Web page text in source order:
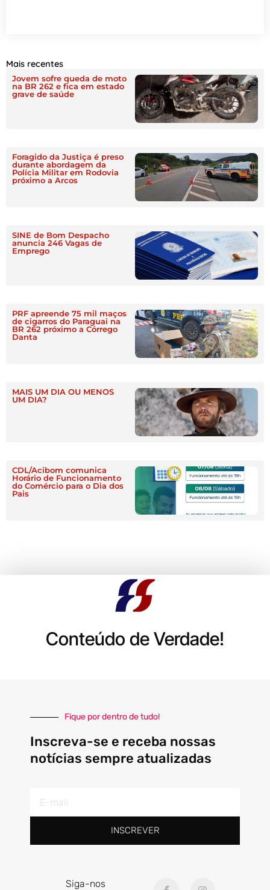
Mais recentes
Jovem sofre queda de moto
na BR 262 e fica em estado
grave de saúde
Foragido da Justiça é preso
durante abordagem da
Polícia Militar em Rodovia
próximo a Arcos
SINE de Bom Despacho
anuncia 246 Vagas de
Emprego
PRF apreende 75 mil maços
de cigarros do Paraguai na
BR 262 próximo a Córrego
Danta
MAIS UM DIA OU MENOS
UM DIA?
CDL/Acibom comunica
Horário de Funcionamento
do Comércio para o Dia dos
Pais
Conteúdo de Verdade!
Fique por dentro de tudo!
Inscreva-se e receba nossas
notícias sempre atualizadas
mail
INSCREVER
Siga-nos